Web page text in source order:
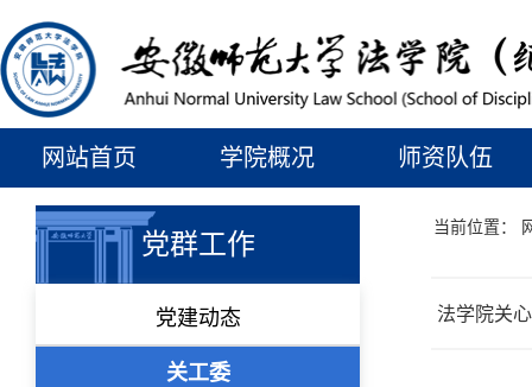
网站首页 学院概况 师资队伍
党群工作
党建动态
关工委
当前位置：
法学院关